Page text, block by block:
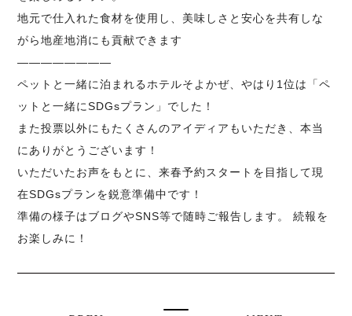
地元で仕入れた食材を使用し、美味しさと安心を共有しな
がら地産地消にも貢献できます
————————
ペットと一緒に泊まれるホテルそよかぜ、やはり1位は「ペ
ットと一緒にSDGsプラン」でした！
また投票以外にもたくさんのアイディアもいただき、本当
にありがとうございます！
いただいたお声をもとに、来春予約スタートを目指して現
在SDGsプランを鋭意準備中です！
準備の様子はブログやSNS等で随時ご報告します。 続報を
お楽しみに！